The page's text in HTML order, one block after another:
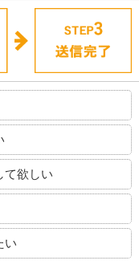
て欲しい
い